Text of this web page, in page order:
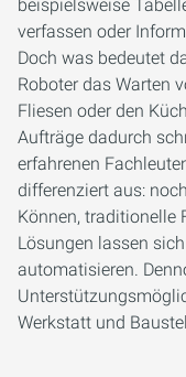
beispielsweise
verfassen oder
Doch was bedeutet
Roboter das Warten
Fliesen oder den
Aufträge dadurch
erfahrenen
differenziert aus:
Können, traditionelle
Lösungen lassen
automatisieren.
Werkstatt und